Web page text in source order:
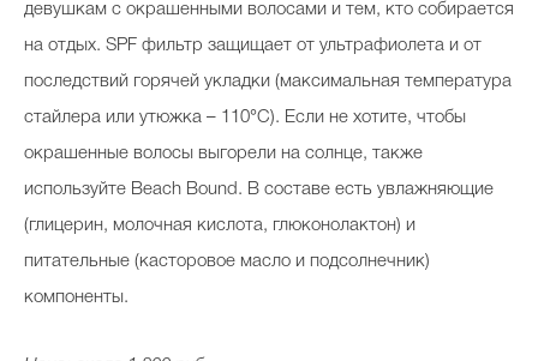
девушкам с окрашенными волосами и тем, кто собирается
на отдых. SPF фильтр защищает от ультрафиолета и от
последствий горячей укладки (максимальная температура
стайлера или утюжка – 110°С). Если не хотите, чтобы
окрашенные волосы выгорели на солнце, также
используйте Beach Bound. В составе есть увлажняющие
(глицерин, молочная кислота, глюконолактон) и
питательные (касторовое масло и подсолнечник)
компоненты.